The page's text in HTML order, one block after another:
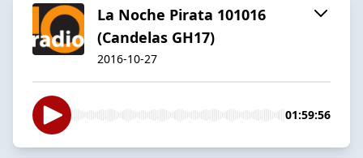
La Noche Pirata 101016
(Candelas GH17)
2016-10-27
01:59:56